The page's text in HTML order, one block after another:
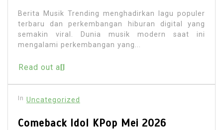
Berita Musik Trending menghadirkan lagu populer
terbaru dan perkembangan hiburan digital yang
semakin viral. Dunia musik modern saat ini
mengalami perkembangan yang...
Read out all
In Uncategorized
Comeback Idol KPop Mei 2026